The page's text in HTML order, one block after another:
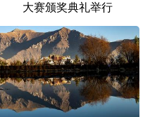
日本語 한국어
大赛颁奖典礼举行